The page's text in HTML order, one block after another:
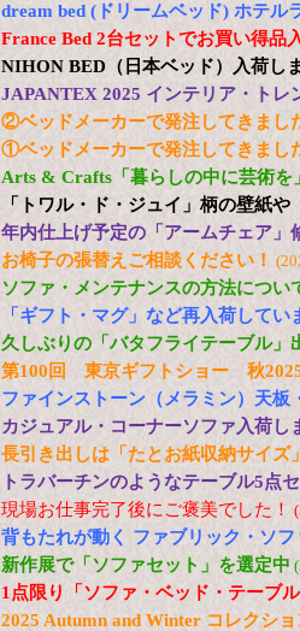
dream bed (ドリームベッド) ホテル
France Bed 2台セットでお買い得品
NIHON BED（日本ベッド）入荷し
JAPANTEX 2025 インテリア・トレ
②ベッドメーカーで発注してきまし
①ベッドメーカーで発注してきまし
Arts & Crafts「暮らしの中に芸術を」
「トワル・ド・ジュイ」柄の壁紙
年内仕上げ予定の「アームチェア」
お椅子の張替えご相談ください！
ソファ・メンテナンスの方法につい
「ギフト・マグ」など再入荷してい
久しぶりの「バタフライテーブル」
第100回 東京ギフトショー 秋
ファインストーン（メラミン）天板
カジュアル・コーナーソファ入荷し
長引き出しは「たとお紙収納サイズ
トラバーチンのようなテーブル5点
現場お仕事完了後にご褒美でした！
背もたれが動く ファブリック・ソ
新作展で「ソファセット」を選定中
1点限り「ソファ・ベッド・テーブ
2025 Autumn and Winter コレクシ